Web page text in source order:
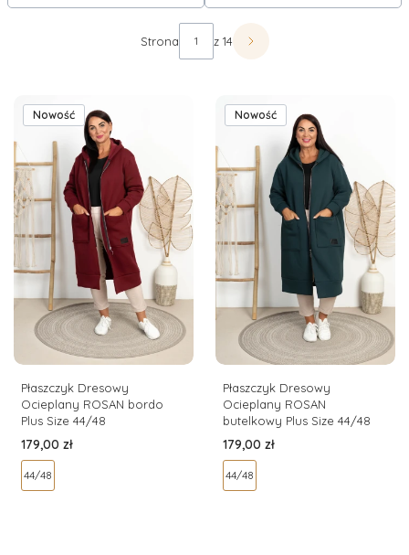
rozmiary kurtek i płaszczy, dlatego niezależnie od tego, czy
nosisz ubrania w rozmiarze XL, czy XXL, na pewno
znajdziesz tutaj model, który będzie na Tobie doskonale
Lista produktówStrona z 14
Następne produkty
Nowość
Płaszczyk Dresowy
Ocieplany ROSAN bordo
Plus Size 44/48
Cena
179,00 zł
44/48
Nowość
Płaszczyk Dresowy
Ocieplany ROSAN
butelkowy Plus Size 44/48
Cena
179,00 zł
44/48